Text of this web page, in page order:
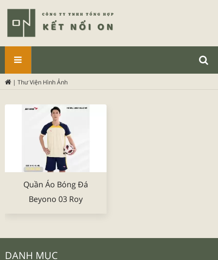
PHẨM
| Thư Viện Hình Ảnh
Quần Áo Bóng Đá
Beyono 03 Roy
DANH MỤC